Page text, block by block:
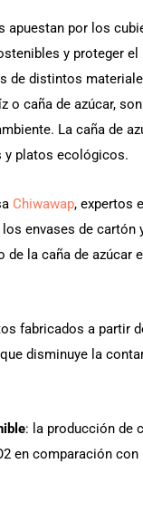
apuestan por los
y proteger
de distintos
o caña de azúcar,
La caña de
y platos ecológicos.
Chiwawap, expertos
envases de cartón
de la caña de azúcar
fabricados a partir
disminuye la
: la producción de
en comparación